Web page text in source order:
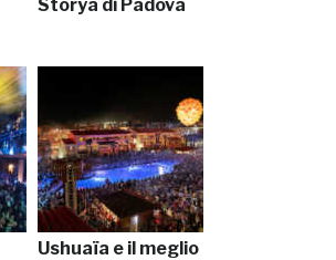
Storya di Padova
Ushuaïa e il meglio